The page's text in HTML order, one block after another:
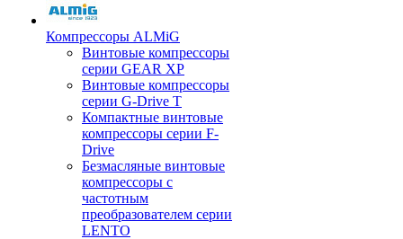
Компрессоры ALMiG
Винтовые компрессоры
серии GEAR XP
Винтовые компрессоры
серии G-Drive T
Компактные винтовые
компрессоры серии F-
Drive
Безмасляные винтовые
компрессоры с
частотным
преобразователем серии
LENTO